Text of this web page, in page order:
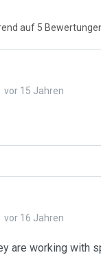
auf 5
vor 15 Jahren
vor 16 Jahren
are working with